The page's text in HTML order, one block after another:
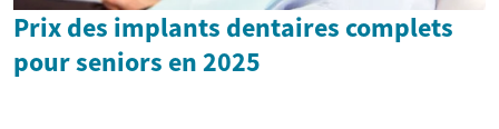
Prix des implants dentaires complets
pour seniors en 2025